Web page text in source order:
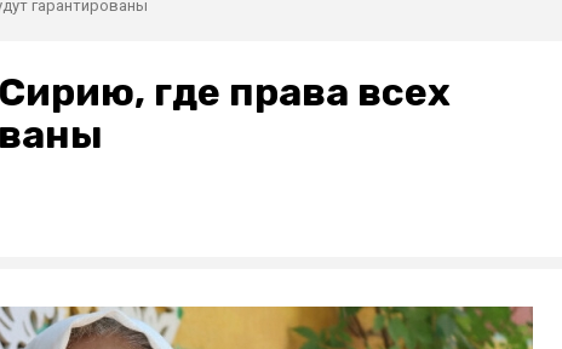
гарантированы
где права всех